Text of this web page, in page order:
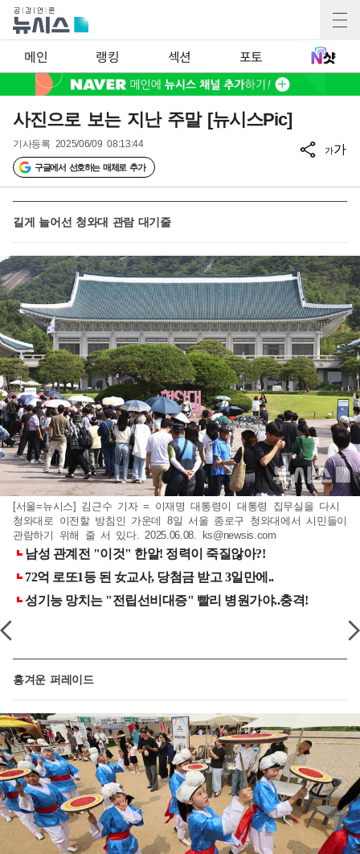
메인 랭킹 섹션 포토
사진으로 보는 지난 주말 [뉴시스Pic]
기사등록 2025/06/09 08:13:44
구글에서 선호하는 매체로 추가
가가
길게 늘어선 청와대 관람 대기줄
[서울=뉴시스] 김근수 기자 = 이재명 대통령이 대통령 집무실을 다시
청와대로 이전할 방침인 가운데 8일 서울 종로구 청와대에서 시민들이
관람하기 위해 줄 서 있다. 2025.06.08. ks@newsis.com
흥겨운 퍼레이드